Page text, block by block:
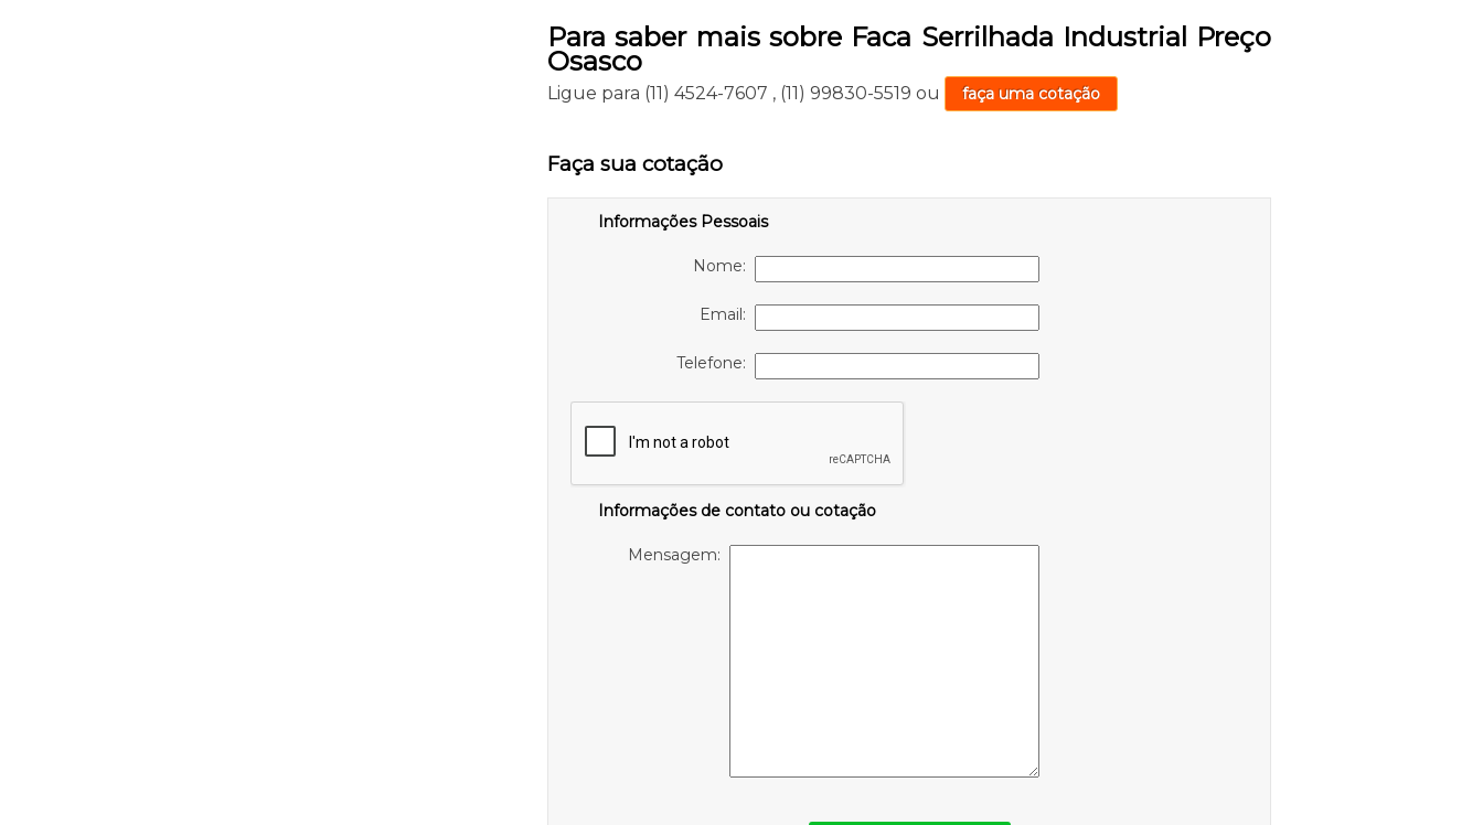
Para saber mais sobre Faca Serrilhada Industrial Preço
Osasco
Ligue para (11) 4524-7607 , (11) 99830-5519 ou faça uma cotação
Faça sua cotação
Informações Pessoais
Nome:
Email:
Telefone:
Informações de contato ou cotação
Mensagem: